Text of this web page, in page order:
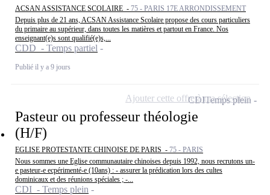
ACSAN ASSISTANCE SCOLAIRE - 75 - PARIS 17E ARRONDISSEMENT
Depuis plus de 21 ans, ACSAN Assistance Scolaire propose des cours particuliers
du primaire au supérieur, dans toutes les matières et partout en France. Nos
enseignant(e)s sont qualifié(e)s,...
CDD - Temps partiel
Publié il y a 9 jours
Pasteur ou professeur théologie
(H/F)
EGLISE PROTESTANTE CHINOISE DE PARIS - 75 - PARIS
Nous sommes une Eglise communautaire chinoises depuis 1992, nous recrutons un-
e pasteur-e ecpérimenté-e (10ans) : - assurer la prédication lors des cultes
dominicaux et des réunions spéciales ; -...
CDI - Temps plein
CDITemps plein
Ajouter cette offre à ma sélection